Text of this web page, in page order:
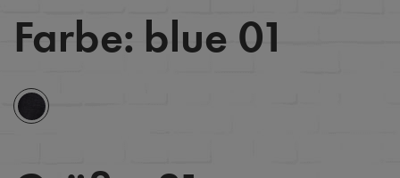
Farbe: blue 01